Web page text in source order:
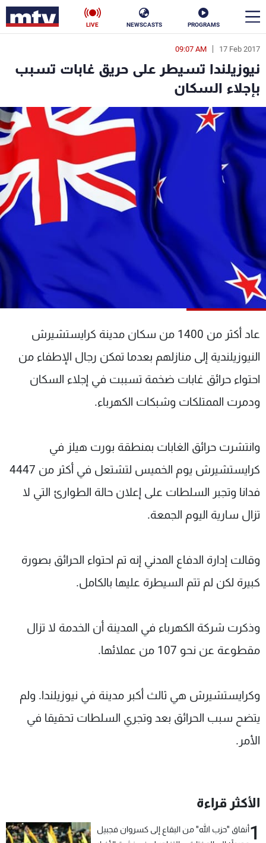
PROGRAMS
NEWSCASTS
LIVE
17 Feb 2017
09:07 AM
نيوزيلندا تسيطر على حريق غابات تسبب
بإجلاء السكان
عاد أكثر من 1400 من سكان مدينة كرايستشيرش
النيوزيلندية إلى منازلهم بعدما تمكن رجال الإطفاء من
احتواء حرائق غابات ضخمة تسببت في إجلاء السكان
ودمرت الممتلكات وشبكات الكهرباء.
وانتشرت حرائق الغابات بمنطقة بورت هيلز في
كرايستشيرش يوم الخميس لتشتعل في أكثر من 4447
فدانا وتجبر السلطات على إعلان حالة الطوارئ التي لا
تزال سارية اليوم الجمعة.
وقالت إدارة الدفاع المدني إنه تم احتواء الحرائق بصورة
كبيرة لكن لم تتم السيطرة عليها بالكامل.
وذكرت شركة الكهرباء في المدينة أن الخدمة لا تزال
مقطوعة عن نحو 107 من عملائها.
وكرايستشيرش هي ثالث أكبر مدينة في نيوزيلندا. ولم
يتضح سبب الحرائق بعد وتجري السلطات تحقيقا في
الأمر.
الأكثر قراءة
1أنفاق "حزب الله" من البقاع إلى كسروان فجبيل
en
الأخبار
سياسة ناس
إقتصاد
منوعات رياضة
البرامج
جدول البرامج
شاهد البرامج
الترددات
عن MTV
لاعلاناتكم
وظائف
شروط الإسـتخدام